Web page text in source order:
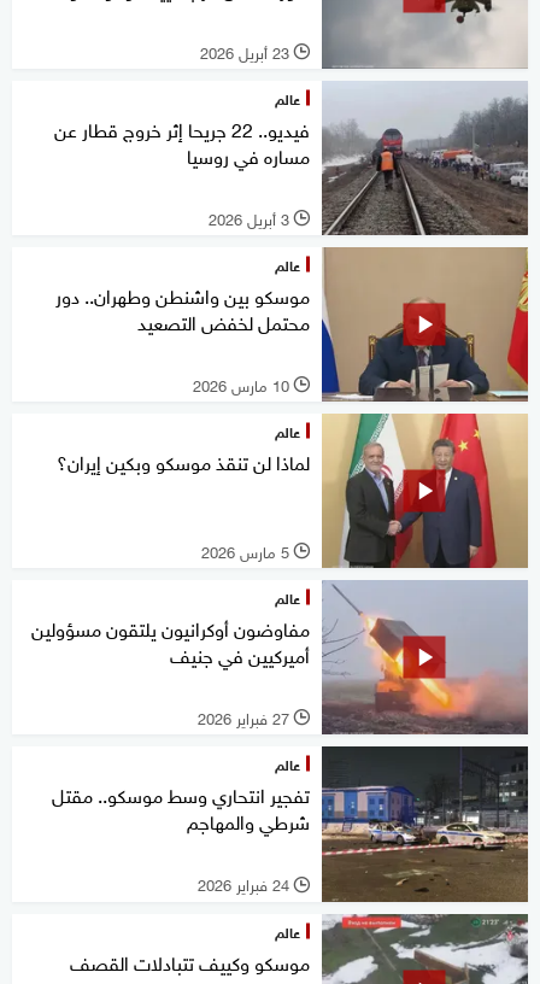
l 23 أبريل 2026
عالم
فيديو.. 22 جريحا إثر خروج قطار عن
مساره في روسيا
l 3 أبريل 2026
عالم
موسكو بين واشنطن وطهران.. دور
محتمل لخفض التصعيد
l 10 مارس 2026
عالم
لماذا لن تنقذ موسكو وبكين إيران؟
l 5 مارس 2026
عالم
مفاوضون أوكرانيون يلتقون مسؤولين
أميركيين في جنيف
l 27 فبراير 2026
عالم
تفجير انتحاري وسط موسكو.. مقتل
شرطي والمهاجم
l 24 فبراير 2026
عالم
موسكو وكييف تتبادلات القصف